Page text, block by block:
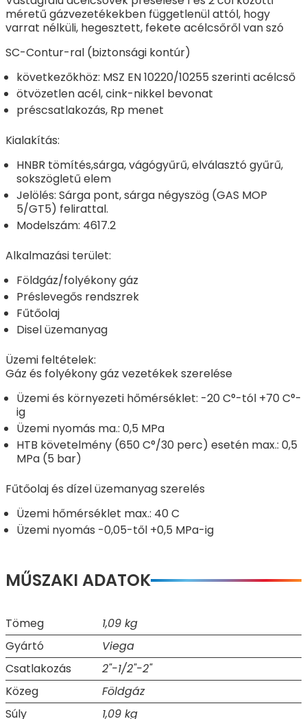
méretű gázvezetékekben függetlenül attól, hogy
varrat nélküli, hegesztett, fekete acélcsőről van szó
SC-Contur-ral (biztonsági kontúr)
következőkhöz: MSZ EN 10220/10255 szerinti acélcső
ötvözetlen acél, cink-nikkel bevonat
préscsatlakozás, Rp menet
Kialakítás:
HNBR tömítés,sárga, vágógyűrű, elválasztó gyűrű,
sokszögletű elem
Jelölés: Sárga pont, sárga négyszög (GAS MOP
5/GT5) felirattal.
Modelszám: 4617.2
Alkalmazási terület:
Földgáz/folyékony gáz
Préslevegős rendszrek
Fűtőolaj
Disel üzemanyag
Üzemi feltételek:
Gáz és folyékony gáz vezetékek szerelése
Üzemi és környezeti hőmérséklet: -20 C°-tól +70 C°-
ig
Üzemi nyomás ma.: 0,5 MPa
HTB követelmény (650 C°/30 perc) esetén max.: 0,5
MPa (5 bar)
Fűtőolaj és dízel üzemanyag szerelés
Üzemi hőmérséklet max.: 40 C
Üzemi nyomás -0,05-től +0,5 MPa-ig
MŰSZAKI ADATOK
Tömeg
1,09 kg
Gyártó
Viega
Csatlakozás
2"-1/2"-2"
Közeg
Földgáz
Súly
1,09 kg